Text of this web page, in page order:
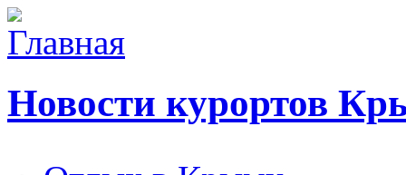
Новости курортов